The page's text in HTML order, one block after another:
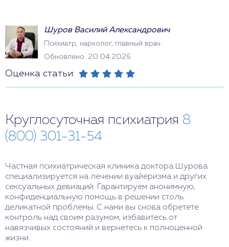
Шуров Василий Александрович
Психиатр, нарколог, главный врач
Обновлено: 20.04.2026
Оценка статьи:
Круглосуточная психиатрия 8
(800) 301-31-54
Частная психиатрическая клиника доктора Шурова
специализируется на лечении вуайеризма и других
сексуальных девиаций. Гарантируем анонимную,
конфиденциальную помощь в решении столь
деликатной проблемы. С нами вы снова обретете
контроль над своим разумом, избавитесь от
навязчивых состояний и вернетесь к полноценной
жизни.